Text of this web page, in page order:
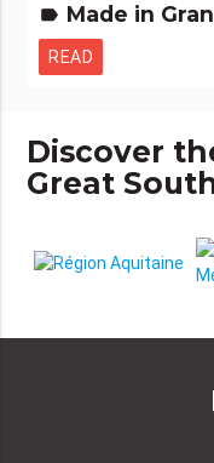
label Made in
READ
Discover
Great